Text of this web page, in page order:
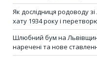
Як дослідниця родоводу
хату 1934 року і
Шлюбний бум на
наречені та нове